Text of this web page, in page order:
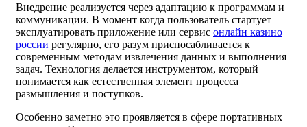
Внедрение реализуется через адаптацию к программам и
коммуникации. В момент когда пользователь стартует
эксплуатировать приложение или сервис онлайн казино
россии регулярно, его разум приспосабливается к
современным методам извлечения данных и выполнения
задач. Технология делается инструментом, который
понимается как естественная элемент процесса
размышления и поступков.
Особенно заметно это проявляется в сфере портативных